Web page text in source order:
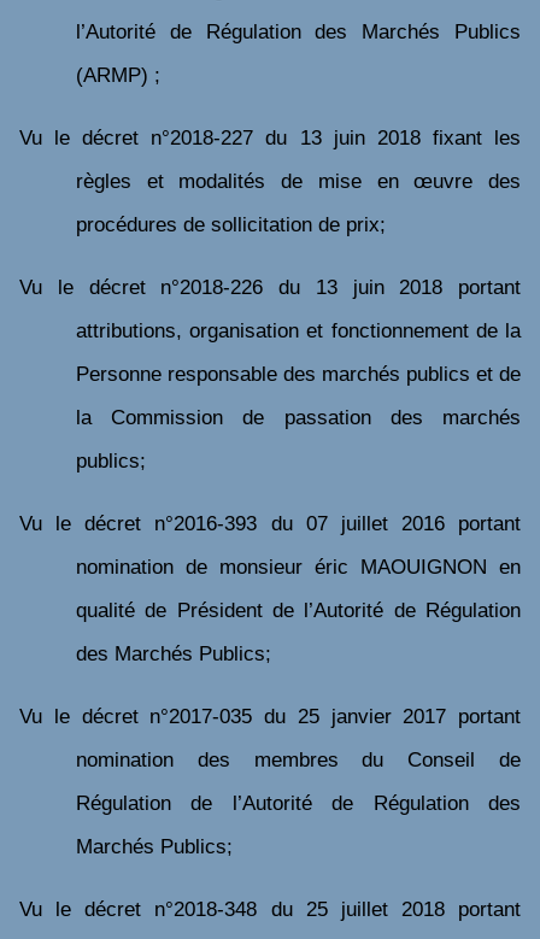
l’Autorité de Régulation des Marchés Publics
(ARMP) ;
Vu le décret n°2018-227 du 13 juin 2018 fixant les
règles et modalités de mise en œuvre des
procédures de sollicitation de prix;
Vu
le décret n°2018-226 du 13 juin 2018 portant
attributions, organisation et fonctionnement de la
Personne responsable des marchés publics et de
la Commission de passation des marchés
publics;
Vu le décret n°2016-393 du 07 juillet 2016 portant
nomination de monsieur éric MAOUIGNON en
qualité de Président de l’Autorité de Régulation
des Marchés Publics;
Vu le décret n°2017-035 du 25 janvier 2017 portant
nomination des membres du Conseil de
Régulation de l’Autorité de Régulation des
Marchés Publics;
Vu le décret n°2018-348 du 25 juillet 2018 portant